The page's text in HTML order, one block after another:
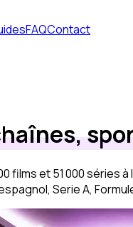
FAQContact
films et51 000séries à
Serie A,